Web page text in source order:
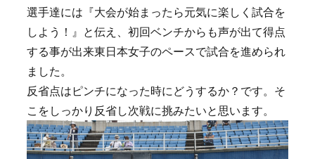
選手達には『大会が始まったら元気に楽しく試合を
しよう！』と伝え、初回ベンチからも声が出て得点
する事が出来東日本女子のペースで試合を進められ
ました。
反省点はピンチになった時にどうするか？です。そ
こをしっかり反省し次戦に挑みたいと思います。